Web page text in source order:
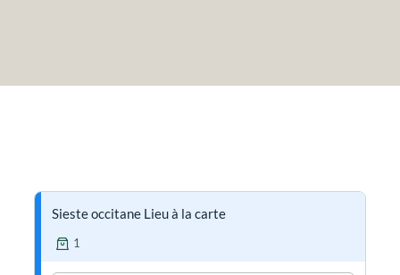
Sieste occitane Lieu à la carte
1